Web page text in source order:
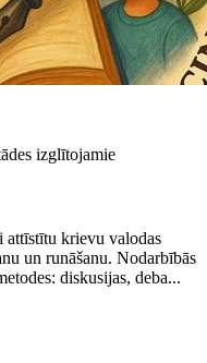
izglītojamie
attīstītu krievu valodas
un runāšanu. Nodarbībās
diskusijas, deba...